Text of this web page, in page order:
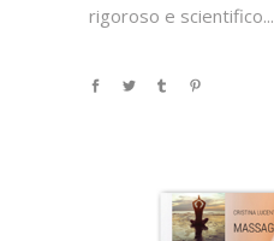
rigoroso e scientifico...